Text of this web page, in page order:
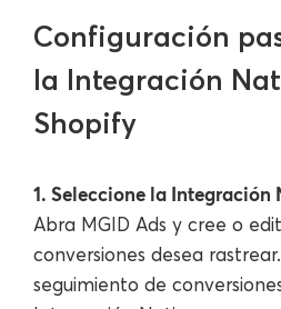
Configuración
la Integración
Shopify
1. Seleccione la Integración
Abra MGID Ads y cree o
conversiones desea
seguimiento de